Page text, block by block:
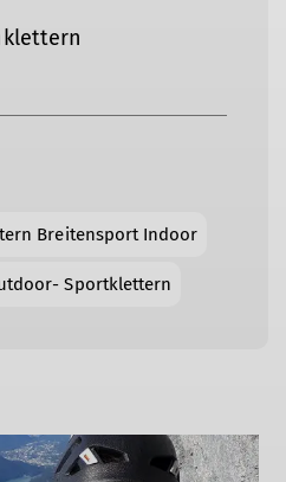
Breitensport Indoor
Sportklettern